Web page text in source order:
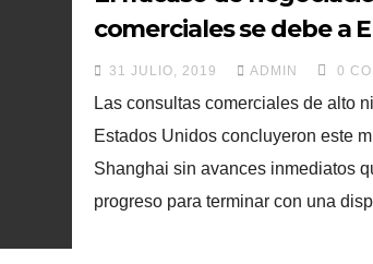
comerciales se debe a
China
31 JULIO, 2019 ADMIN 0
Las consultas comerciales de alto
Estados Unidos concluyeron este
Shanghai sin avances inmediatos
progreso para terminar con una